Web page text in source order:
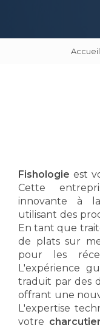
Accueil
Fishologie est
Cette
innovante à
utilisant des
En tant que
de plats sur
pour les
L'expérience
traduit par des
offrant une
L'expertise
votre